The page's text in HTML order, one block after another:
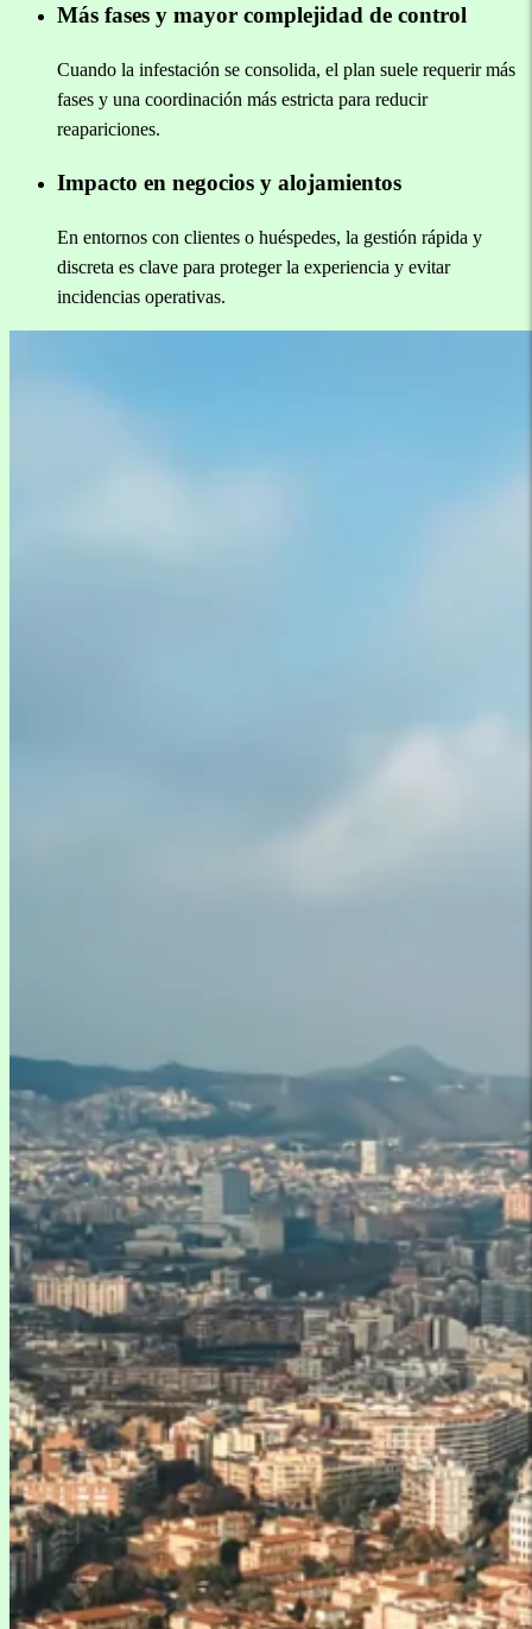
Más fases y mayor complejidad de control
Cuando la infestación se consolida, el plan suele requerir más
fases y una coordinación más estricta para reducir
reapariciones.
Impacto en negocios y alojamientos
En entornos con clientes o huéspedes, la gestión rápida y
discreta es clave para proteger la experiencia y evitar
incidencias operativas.